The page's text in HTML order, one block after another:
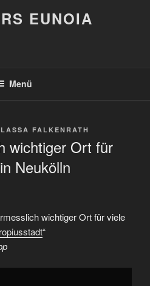
EUNOIA
Menü
FALKENRATH
wichtiger Ort für
Neukölln
wichtiger Ort für viele
“